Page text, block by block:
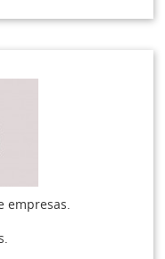
empresas.